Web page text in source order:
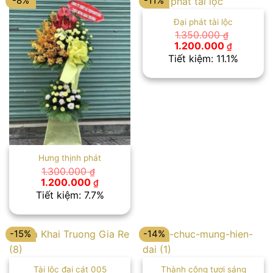
Hưng thịnh phát
1.300.000₫
Giá
gốc
là:
1.200.000 ₫Giá
hiện
tại
1.200.000 ₫.
Tiết kiệm: 7.7%
Đại phát tài lộc
1.350.000₫
Giá
gốc
là:
1.200.000 ₫Giá
hiện
tại
Tiết kiệm: 11.1%
-15%
Tài lộc đại cát 005
-14%
Thành công tươi sáng